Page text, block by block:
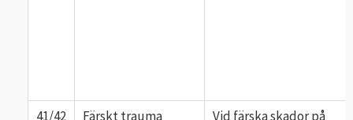
41/42 Färskt trauma
Vid färska skador på